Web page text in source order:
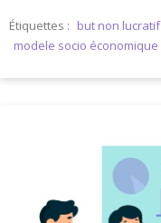
Étiquettes : but non lucratif
modele socio économique